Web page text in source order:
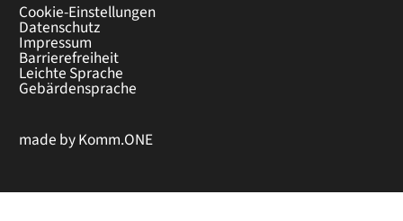
Cookie-Einstellungen
Datenschutz
Impressum
Barrierefreiheit
Leichte Sprache
Gebärdensprache
made byKomm.ONE